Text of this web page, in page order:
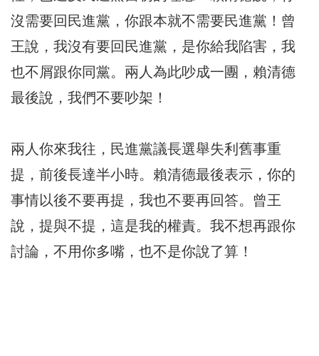
沒需要回民進黨，你跟本就不需要民進黨！曾
王說，我沒有要回民進黨，是你給我陷害，我
也不屑跟你同黨。兩人為此吵成一團，賴清德
最後說，我們不要吵架！
兩人你來我往，民進黨議長選舉失利舊事重
提，前後長達半小時。賴清德最後表示，你的
事情以後不要再提，我也不要再回答。曾王
說，提與不提，這是我的權責。我不想再跟你
討論，不用你多嘴，也不是你說了算！